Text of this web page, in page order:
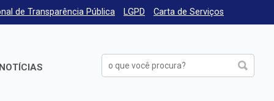
de Transparência Pública LGPD Carta de Serviços
NOTÍCIAS